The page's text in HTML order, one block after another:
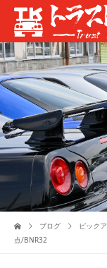
ブログ ピック
点/BNR32